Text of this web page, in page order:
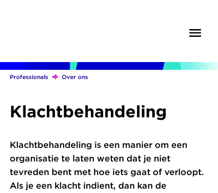
inhoud
gaan
Professionals Over ons
Klachtbehandeling
Klachtbehandeling is een manier om een
organisatie te laten weten dat je niet
tevreden bent met hoe iets gaat of verloopt.
Als je een klacht indient, dan kan de